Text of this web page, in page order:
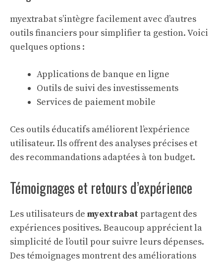
myextrabat s’intègre facilement avec d’autres
outils financiers pour simplifier ta gestion. Voici
quelques options :
Applications de banque en ligne
Outils de suivi des investissements
Services de paiement mobile
Ces outils éducatifs améliorent l’expérience
utilisateur. Ils offrent des analyses précises et
des recommandations adaptées à ton budget.
Témoignages et retours d’expérience
Les utilisateurs de myextrabat partagent des
expériences positives. Beaucoup apprécient la
simplicité de l’outil pour suivre leurs dépenses.
Des témoignages montrent des améliorations